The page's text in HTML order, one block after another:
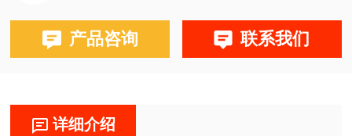
产品咨询 联系我们
详细介绍